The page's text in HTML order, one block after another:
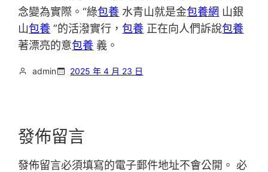
念變為實際。“綠包養 水青山就是金包養網 山銀
山包養 ”的活潑實行，包養 正在向人們訴說包養
著漂亮的意包養 義。
admin 2025 年 4 月 23 日
發佈留言
發佈留言必須填寫的電子郵件地址不會公開。 必